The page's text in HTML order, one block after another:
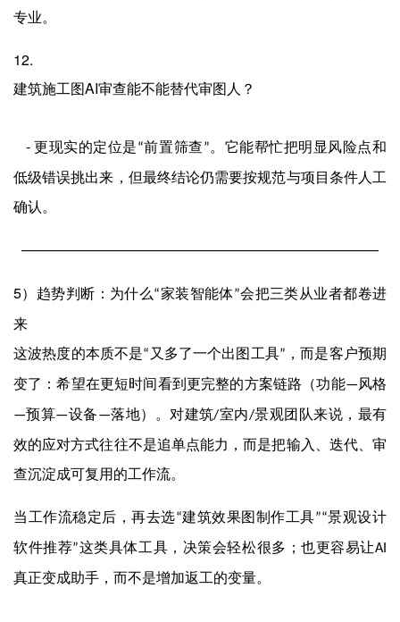
专业。
12.
建筑施工图AI审查能不能替代审图人？
-更现实的定位是“前置筛查”。它能帮忙把明显风险点和
低级错误挑出来，但最终结论仍需要按规范与项目条件人工
确认。
──────────────────────────────────────────────────
5）趋势判断：为什么“家装智能体”会把三类从业者都卷进
来
这波热度的本质不是“ 又多了一个出图工具” ，而是客户预期
变了：希望在更短时间看到更完整的方案链路（功能—风格
—预算—设备—落地）。对建筑/室内/景观团队来说，最有
效的应对方式往往不是追单点能力，而是把输入、迭代、审
查沉淀成可复用的工作流。
当工作流稳定后，再去选“建筑效果图制作工具”“景观设计
软件推荐”这类具体工具，决策会轻松很多；也更容易让AI
真正变成助手，而不是增加返工的变量。